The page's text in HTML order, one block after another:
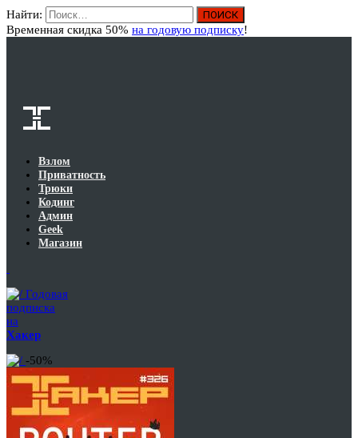
Найти:
Временная скидка 50% на годовую подписку!
Взлом
Приватность
Трюки
Кодинг
Админ
Geek
Магазин
Годовая
подписка
на
Хакер
-50%